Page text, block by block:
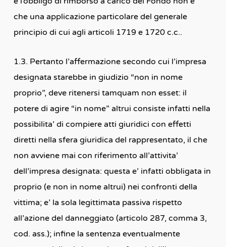
che una applicazione particolare del generale
principio di cui agli articoli 1719 e 1720 c.c..
1.3. Pertanto l’affermazione secondo cui l’impresa
designata starebbe in giudizio “non in nome
proprio”, deve ritenersi tamquam non esset: il
potere di agire “in nome” altrui consiste infatti nella
possibilita’ di compiere atti giuridici con effetti
diretti nella sfera giuridica del rappresentato, il che
non avviene mai con riferimento all’attivita’
dell’impresa designata: questa e’ infatti obbligata in
proprio (e non in nome altrui) nei confronti della
vittima; e’ la sola legittimata passiva rispetto
all’azione del danneggiato (articolo 287, comma 3,
cod. ass.); infine la sentenza eventualmente